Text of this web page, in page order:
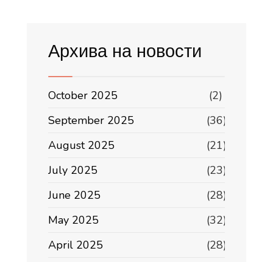
Архива на новости
October 2025
(2)
September 2025
(36)
August 2025
(21)
July 2025
(23)
June 2025
(28)
May 2025
(32)
April 2025
(28)